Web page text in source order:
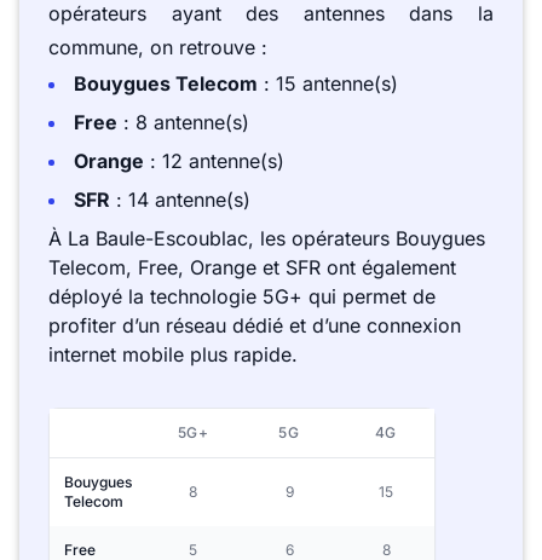
opérateurs ayant des antennes dans la
commune, on retrouve :
Bouygues Telecom : 15 antenne(s)
Free : 8 antenne(s)
Orange : 12 antenne(s)
SFR : 14 antenne(s)
À La Baule-Escoublac, les opérateurs Bouygues
Telecom, Free, Orange et SFR ont également
déployé la technologie 5G+ qui permet de
profiter d’un réseau dédié et d’une connexion
internet mobile plus rapide.
5G+ 5G 4G
Bouygues
Telecom
8 9 15
Free 5 6 8